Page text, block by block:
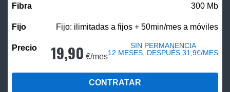
300 Mb
Fijo: ilimitadas a fijos + 50min/mes a móviles
19,90 €/mes
SIN PERMANENCIA
12 MESES, DESPUÉS 31,9€/MES
CONTRATAR